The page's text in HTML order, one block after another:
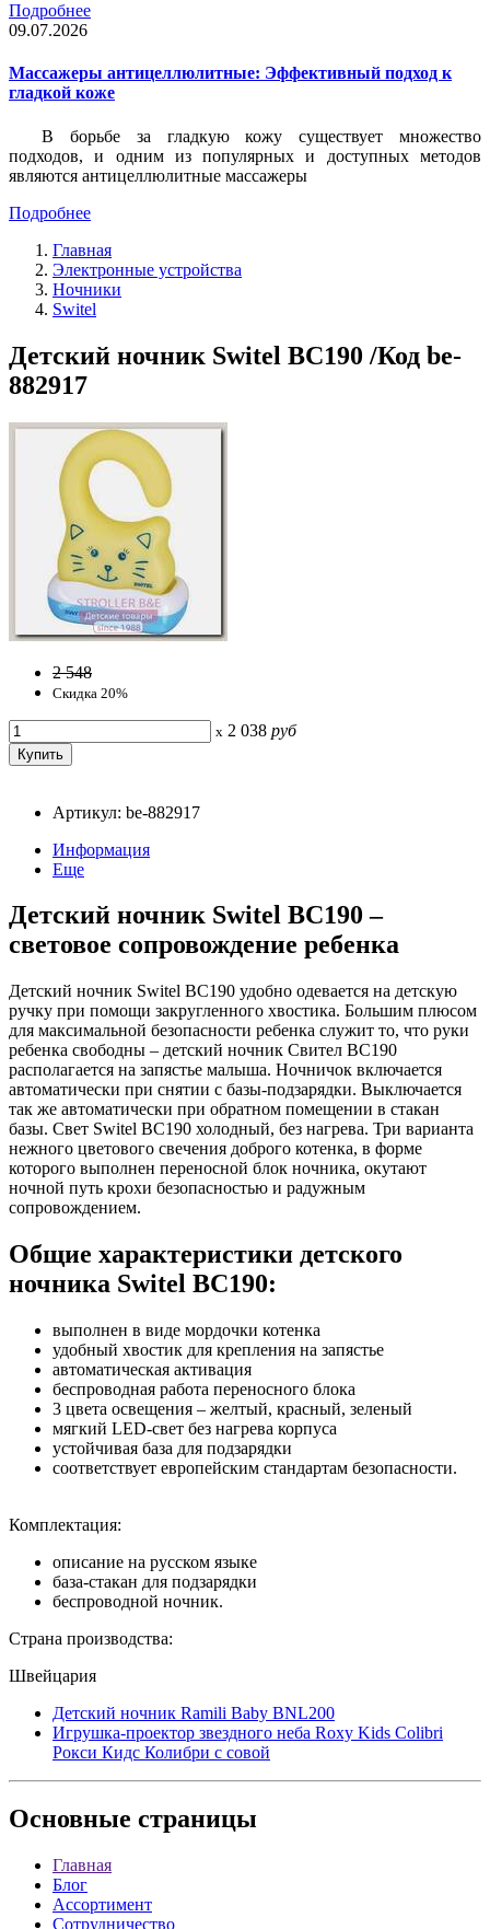
Подробнее
09.07.2026
Массажеры антицеллюлитные: Эффективный подход к
гладкой коже
В борьбе за гладкую кожу существует множество
подходов, и одним из популярных и доступных методов
являются антицеллюлитные массажеры
Подробнее
Главная
Электронные устройства
Ночники
Switel
Детский ночник Switel BC190 /Код be-
882917
2 548
Скидка 20%
x 2 038 руб
Артикул: be-882917
Информация
Еще
Детский ночник Switel BC190 –
световое сопровождение ребенка
Детский ночник Switel BC190 удобно одевается на детскую
ручку при помощи закругленного хвостика. Большим плюсом
для максимальной безопасности ребенка служит то, что руки
ребенка свободны – детский ночник Свител BC190
располагается на запястье малыша. Ночничок включается
автоматически при снятии с базы-подзарядки. Выключается
так же автоматически при обратном помещении в стакан
базы. Свет Switel BC190 холодный, без нагрева. Три варианта
нежного цветового свечения доброго котенка, в форме
которого выполнен переносной блок ночника, окутают
ночной путь крохи безопасностью и радужным
сопровождением.
Общие характеристики детского
ночника Switel BC190:
выполнен в виде мордочки котенка
удобный хвостик для крепления на запястье
автоматическая активация
беспроводная работа переносного блока
3 цвета освещения – желтый, красный, зеленый
мягкий LED-свет без нагрева корпуса
устойчивая база для подзарядки
соответствует европейским стандартам безопасности.
Комплектация:
описание на русском языке
база-стакан для подзарядки
беспроводной ночник.
Страна производства:
Швейцария
Детский ночник Ramili Baby BNL200
Игрушка-проектор звездного неба Roxy Kids Colibri
Рокси Кидс Колибри с совой
Основные страницы
Главная
Блог
Ассортимент
Сотрудничество